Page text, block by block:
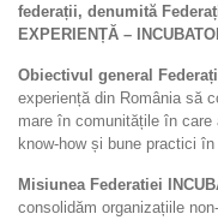
federații, denumită
EXPERIENȚĂ –
Obiectivul general
experiență din România să
mare în comunitățile în
know-how și bune practici
Misiunea Federatiei
consolidăm organizațiile